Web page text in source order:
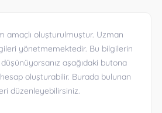
amaçlı oluşturulmuştur. Uzman
yönetmemektedir. Bu bilgilerin
aşağıdaki butona
oluşturabilir. Burada bulunan
düzenleyebilirsiniz.